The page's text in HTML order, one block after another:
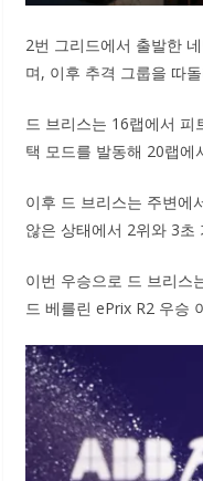
2번 그리드에서 출발한
며, 이후 추격 그룹을 따
드 브리스는 16랩에서 피
택 모드를 발동해 20랩에
이후 드 브리스는 주변에
않은 상태에서 2위와 3초
이번 우승으로 드 브리스
드 베를린 ePrix R2 우승